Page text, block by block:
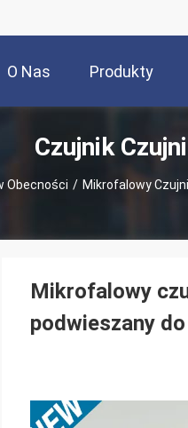
O Nas Produkty
Czujnik
Obecności / Mikrofalowy
Mikrofalowy
podwieszany